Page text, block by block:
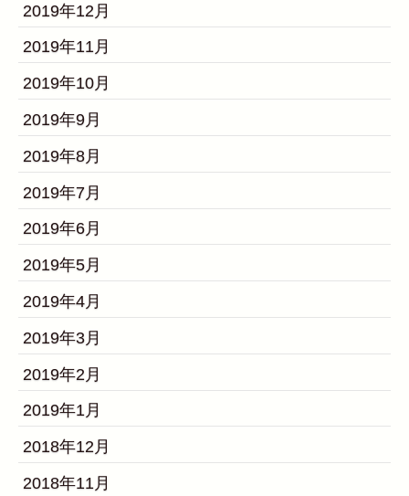
2019年12月
2019年11月
2019年10月
2019年9月
2019年8月
2019年7月
2019年6月
2019年5月
2019年4月
2019年3月
2019年2月
2019年1月
2018年12月
2018年11月